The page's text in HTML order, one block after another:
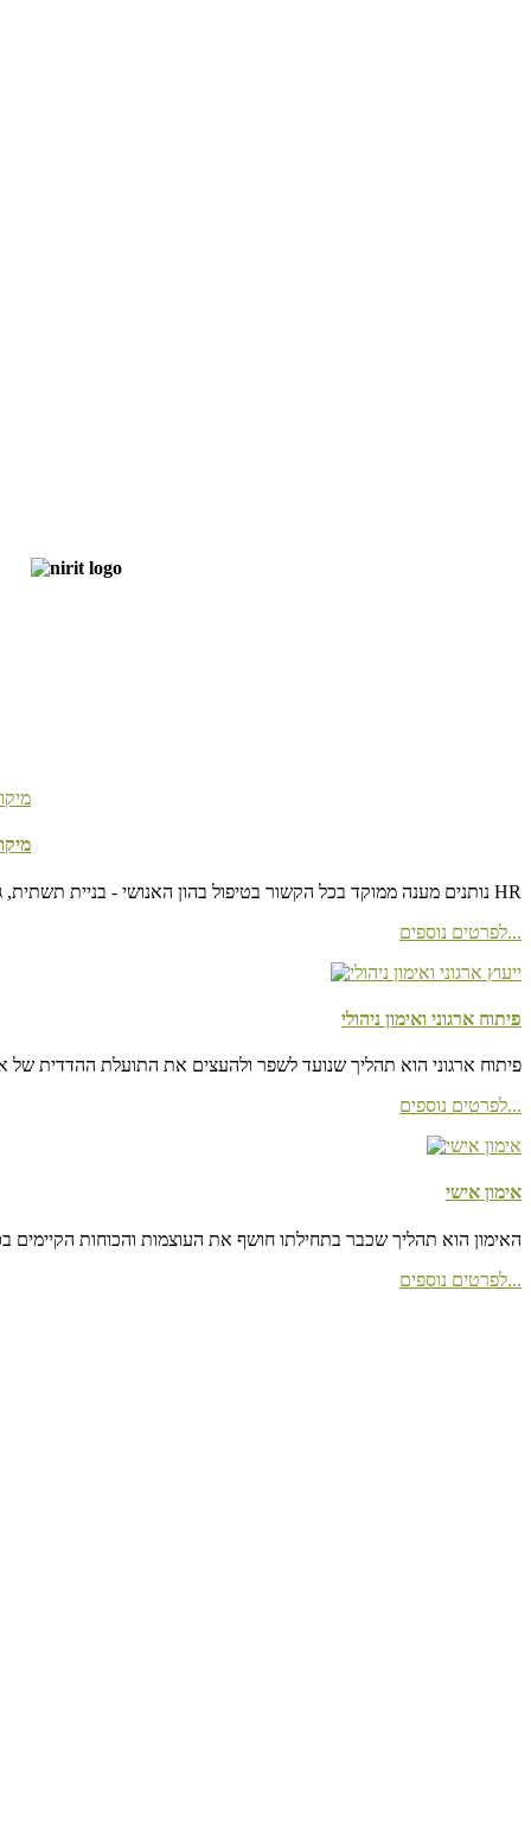
שירותי HR Outsorcing נותנים מענה ממוקד בכל הקשור בטיפול בהון האנושי - בניית תשתית, גיוס, קליטה, הדרכה, פיתוח ניהולי וארגוני ורווחת העובד, כל זאת ללא צורך בפונקציה קבועה בארגון HR
לפרטים נוספים...
פיתוח ארגוני ואימון ניהולי
פיתוח ארגוני הוא תהליך שנועד לשפר ולהעצים את התועלת ההדדית של
לפרטים נוספים...
אימון אישי
האימון הוא תהליך שכבר בתחילתו חושף את העוצמות והכוחות
לפרטים נוספים...